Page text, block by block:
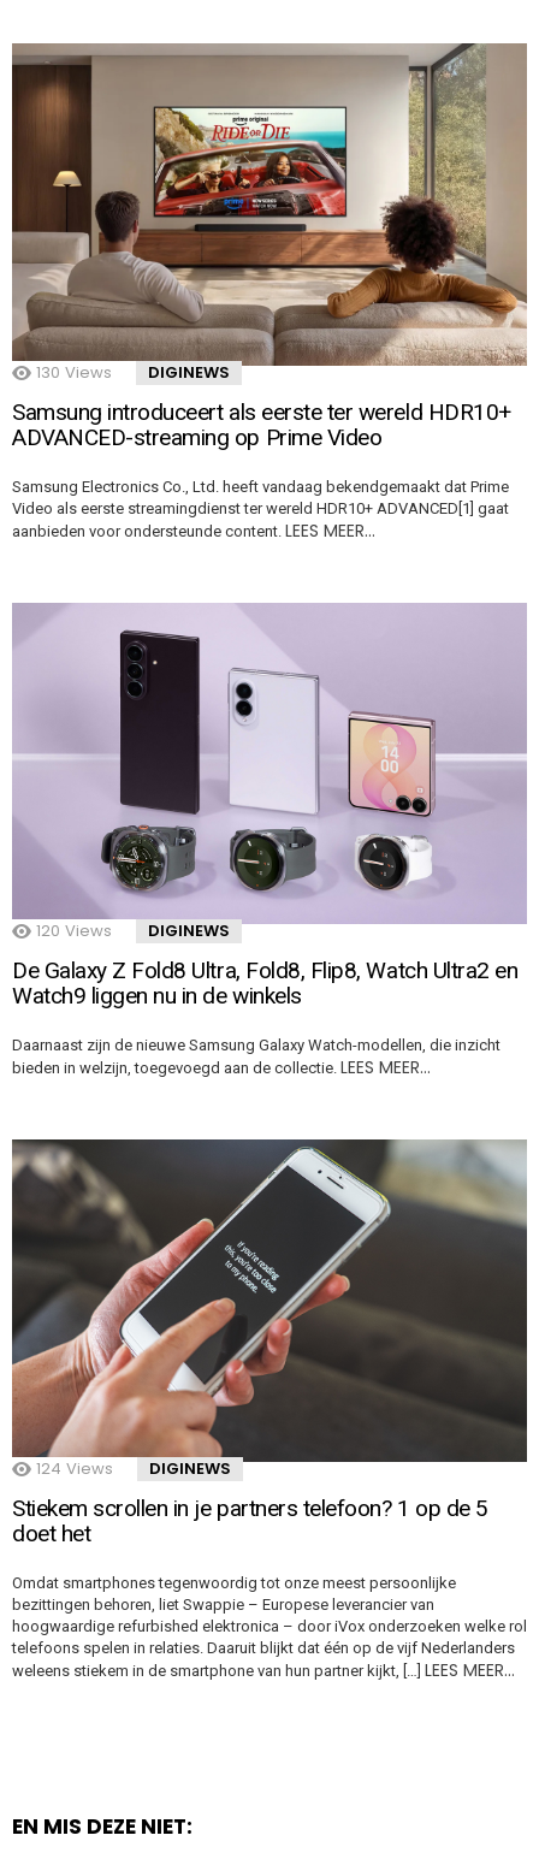
130 Views DIGINEWS
Samsung introduceert als eerste ter wereld HDR10+
ADVANCED-streaming op Prime Video
Samsung Electronics Co., Ltd. heeft vandaag bekendgemaakt dat Prime
Video als eerste streamingdienst ter wereld HDR10+ ADVANCED[1] gaat
aanbieden voor ondersteunde content. LEES MEER…
120 Views DIGINEWS
De Galaxy Z Fold8 Ultra, Fold8, Flip8, Watch Ultra2 en
Watch9 liggen nu in de winkels
Daarnaast zijn de nieuwe Samsung Galaxy Watch-modellen, die inzicht
bieden in welzijn, toegevoegd aan de collectie. LEES MEER…
124 Views DIGINEWS
Stiekem scrollen in je partners telefoon? 1 op de 5
doet het
Omdat smartphones tegenwoordig tot onze meest persoonlijke
bezittingen behoren, liet Swappie – Europese leverancier van
hoogwaardige refurbished elektronica – door iVox onderzoeken welke rol
telefoons spelen in relaties. Daaruit blijkt dat één op de vijf Nederlanders
weleens stiekem in de smartphone van hun partner kijkt, […] LEES MEER…
EN MIS DEZE NIET: